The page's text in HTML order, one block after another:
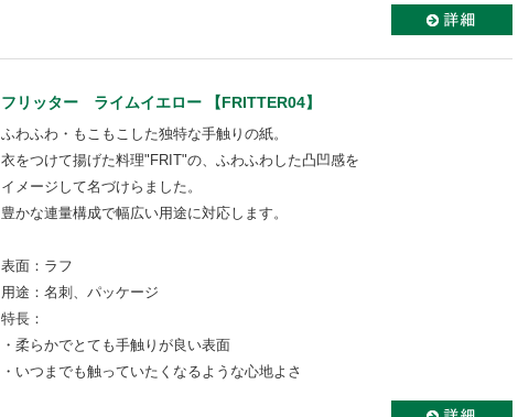
フリッター ライムイエロー 【FRITTER04】
ふわふわ・もこもこした独特な手触りの紙。
衣をつけて揚げた料理"FRIT"の、ふわふわした凸凹感を
イメージして名づけらました。
豊かな連量構成で幅広い用途に対応します。
表面：ラフ
用途：名刺、パッケージ
特長：
・柔らかでとても手触りが良い表面
・いつまでも触っていたくなるような心地よさ